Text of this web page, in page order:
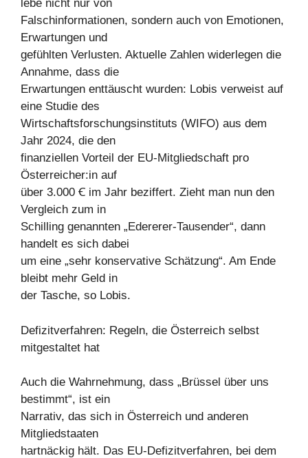
lebe nicht nur von
Falschinformationen, sondern auch von Emotionen,
Erwartungen und
gefühlten Verlusten. Aktuelle Zahlen widerlegen die
Annahme, dass die
Erwartungen enttäuscht wurden: Lobis verweist auf
eine Studie des
Wirtschaftsforschungsinstituts (WIFO) aus dem
Jahr 2024, die den
finanziellen Vorteil der EU-Mitgliedschaft pro
Österreicher:in auf
über 3.000 Ꞓ im Jahr beziffert. Zieht man nun den
Vergleich zum in
Schilling genannten „Edererer-Tausender“, dann
handelt es sich dabei
um eine „sehr konservative Schätzung“. Am Ende
bleibt mehr Geld in
der Tasche, so Lobis.
Defizitverfahren: Regeln, die Österreich selbst
mitgestaltet hat
Auch die Wahrnehmung, dass „Brüssel über uns
bestimmt“, ist ein
Narrativ, das sich in Österreich und anderen
Mitgliedstaaten
hartnäckig hält. Das EU-Defizitverfahren, bei dem